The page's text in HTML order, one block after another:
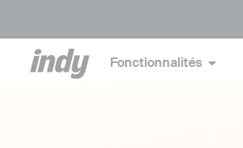
Fonctionnalités